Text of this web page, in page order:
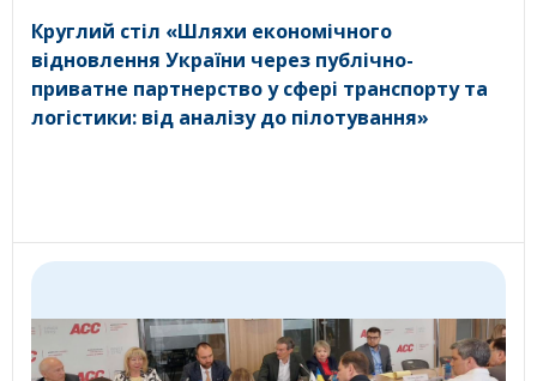
Круглий стіл «Шляхи економічного
відновлення України через публічно-
приватне партнерство у сфері транспорту та
логістики: від аналізу до пілотування»